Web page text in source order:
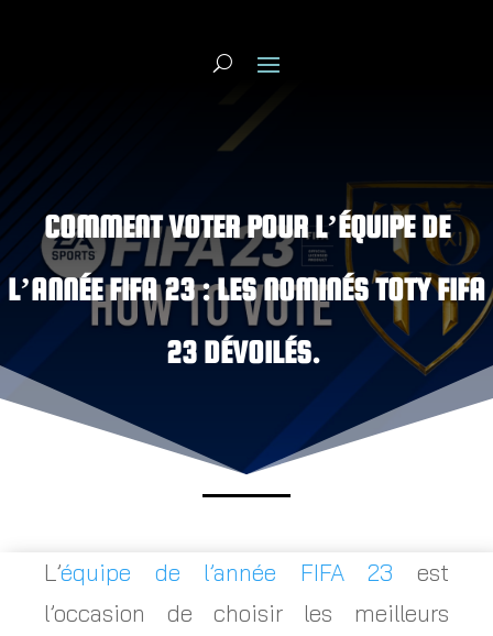
COMMENT VOTER POUR L’ÉQUIPE DE
L’ANNÉE FIFA 23 : LES NOMINÉS TOTY FIFA
23 DÉVOILÉS.
L’équipe de l’année FIFA 23 est
l’occasion de choisir les meilleurs